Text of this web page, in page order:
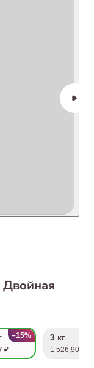
–15%
₽
3 кг
1 526,90 ₽